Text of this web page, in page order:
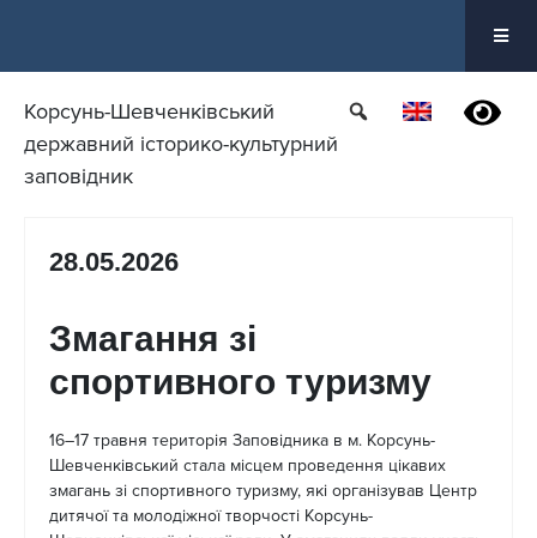
Корсунь-Шевченківський
державний історико-культурний
заповідник
28.05.2026
Змагання зі
спортивного туризму
16–17 травня територія Заповідника в м. Корсунь-
Шевченківський стала місцем проведення цікавих
змагань зі спортивного туризму, які організував Центр
дитячої та молодіжної творчості Корсунь-